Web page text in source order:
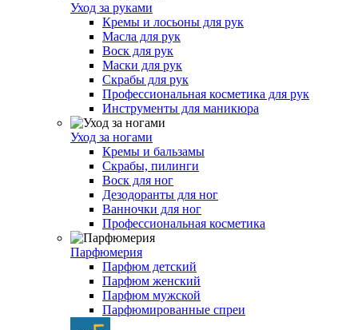
Уход за руками
Кремы и лосьоны для рук
Масла для рук
Воск для рук
Маски для рук
Скрабы для рук
Профессиональная косметика для рук
Инструменты для маникюра
Уход за ногами
Кремы и бальзамы
Скрабы, пилинги
Воск для ног
Дезодоранты для ног
Ванночки для ног
Профессиональная косметика
Парфюмерия
Парфюм детский
Парфюм женский
Парфюм мужской
Парфюмированные спреи